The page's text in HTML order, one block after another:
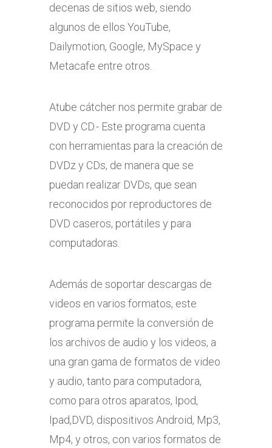
decenas de sitios web, siendo
algunos de ellos YouTube,
Dailymotion, Google, MySpace y
Metacafe entre otros.
Atube cátcher nos permite grabar de
DVD y CD.- Este programa cuenta
con herramientas para la creación de
DVDz y CDs, de manera que se
puedan realizar DVDs, que sean
reconocidos por reproductores de
DVD caseros, portátiles y para
computadoras.
Además de soportar descargas de
videos en varios formatos, este
programa permite la conversión de
los archivos de audio y los videos, a
una gran gama de formatos de video
y audio, tanto para computadora,
como para otros aparatos, Ipod,
Ipad,DVD, dispositivos Android, Mp3,
Mp4, y otros, con varios formatos de